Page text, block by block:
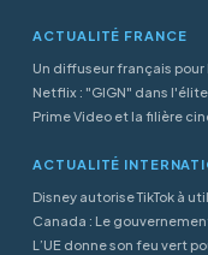
ACTUALITÉ FRANCE
Un diffuseur français
Netflix : "GIGN" dans
Prime Video et la filière
ACTUALITÉ
Disney autorise TikTok à
Canada : Le
L’UE donne son feu vert